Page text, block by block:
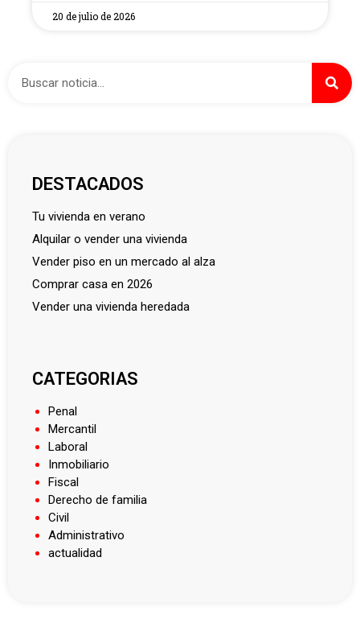
20 de julio de 2026
DESTACADOS
tu vivienda en verano
alquilar o vender una vivienda
vender piso en un mercado al alza
comprar casa en 2026
vender una vivienda heredada
CATEGORIAS
Penal
Mercantil
Laboral
Inmobiliario
Fiscal
Derecho de familia
Civil
Administrativo
actualidad